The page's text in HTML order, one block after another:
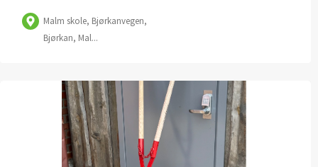
Malm skole, Bjørkanvegen,
Bjørkan, Mal...